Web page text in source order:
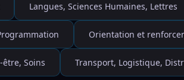
Langues, Sciences Humaines, Lettres
Orientation et
Soins Transport, Logistique,